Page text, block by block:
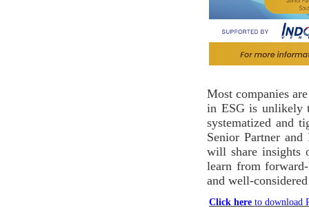
Most companies
in ESG is unlikely
systematized and
Senior Partner
will share insights
learn from
and well-
Click here to download